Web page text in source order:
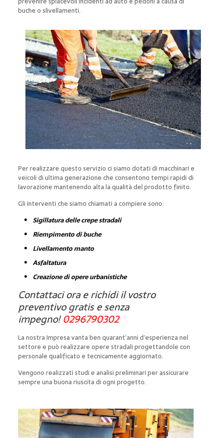
buche o slivellamenti.
Per realizzare questo servizio ci siamo dotati di macchinari e
veicoli di ultima generazione che consentono tempi rapidi di
lavorazione mantenendo alta la qualità del prodotto finito.
Gli interventi che siamo chiamati a compiere sono:
Sigillatura delle crepe stradali
Riempimento di buche
Livellamento manto
Asfaltatura
Creazione di opere urbanistiche
Contattaci ora e richidi il vostro
preventivo gratis e senza
impegno!0296790302
La nostra Impresa vanta ben quarant’anni d’esperienza nel
settore e può realizzare opere stradali progettandole con
personale qualificato e tecnicamente aggiornato.
Vengono realizzati studi e analisi preliminari per assicurare
sempre una buona riuscita di ogni progetto.